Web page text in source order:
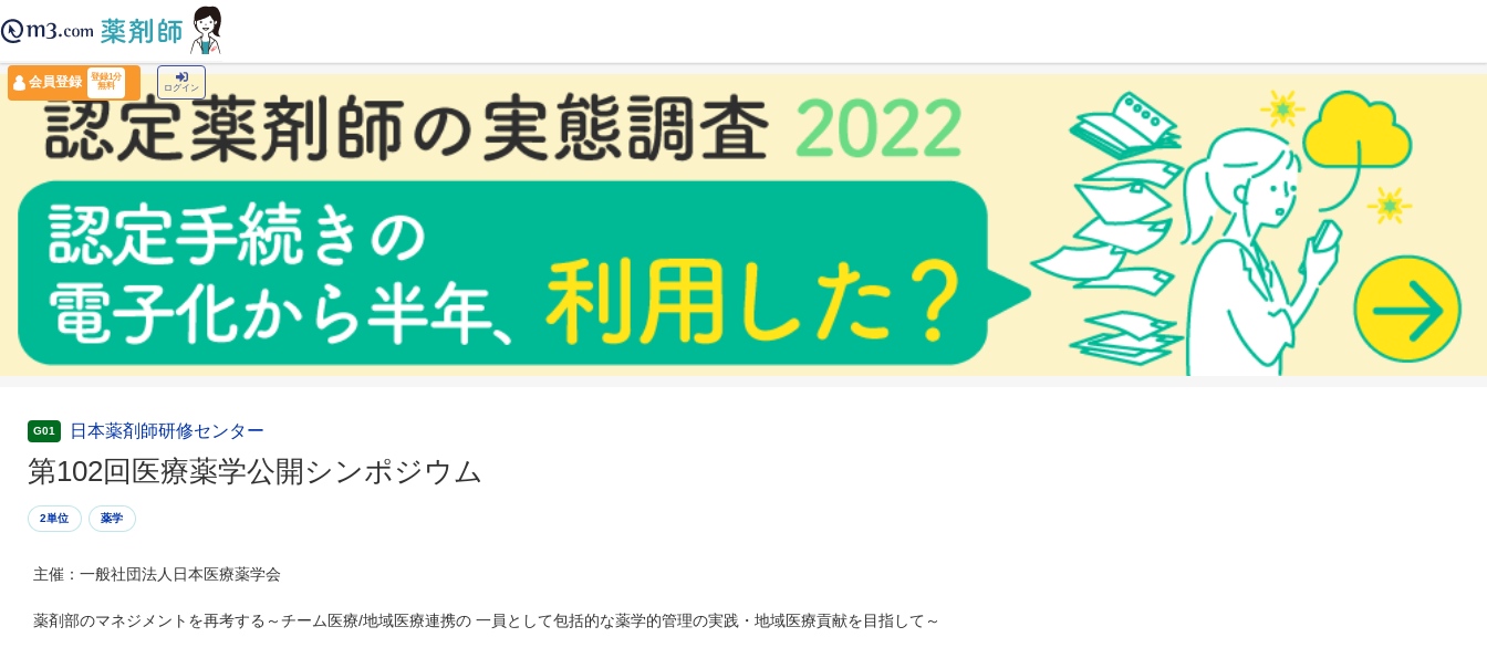
会員登録
登録1分
無料
ログイン
› 第102回医療薬学公開シンポジウム
G01 日本薬剤師研修センター
第102回医療薬学公開シンポジウム
2単位 薬学
主催：一般社団法人日本医療薬学会
薬剤部のマネジメントを再考する～チーム医療/地域医療連携の 一員として包括的な薬学的管理の実践・地域医療貢献を目指して～